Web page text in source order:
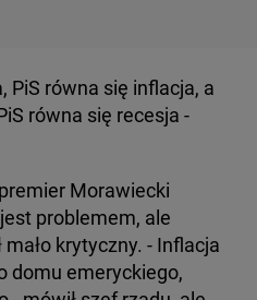
PiS równa się inflacja, a
równa się recesja -
Morawiecki
problemem, ale
mało krytyczny. - Inflacja
domu emeryckiego,